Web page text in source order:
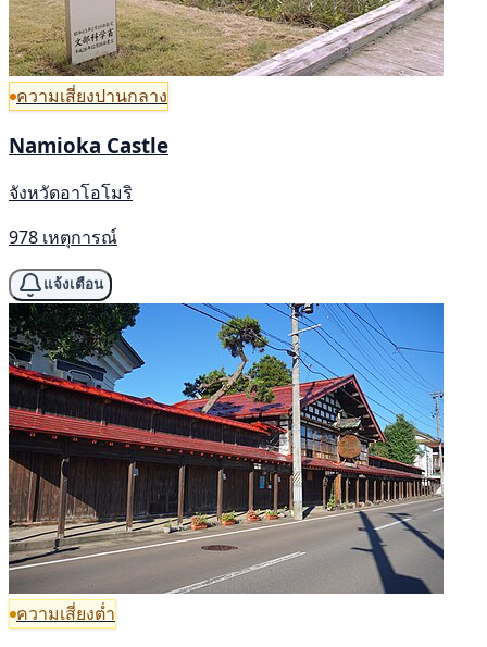
ความเสี่ยงปานกลาง
Namioka Castle
จังหวัดอาโอโมริ
978 เหตุการณ์
แจ้งเตือน
ความเสี่ยงต่ำ